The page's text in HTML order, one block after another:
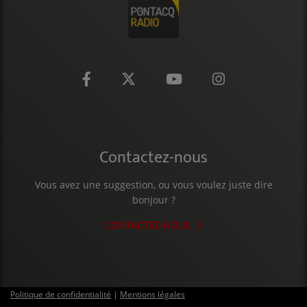
Contactez-nous
Vous avez une suggestion, ou vous voulez juste dire
bonjour ?
CONTACTEZ-NOUS
Politique de confidentialité | Mentions légales